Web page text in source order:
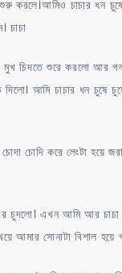
করলে।আমিও চাচার ধন চুষে
চাচা
চিদতে শুরে করলো আর
আমি চাচার ধন চুষে
চোদি করে লেংটা হয়ে
চুদলো। এখন আমি আর চাচা
আমার সোনাটা বিশাল